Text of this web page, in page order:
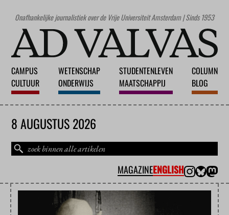
Onafhankelijke journalistiek over de Vrije Universiteit Amsterdam | Sinds 1953
CAMPUS
CULTUUR
WETENSCHAP
ONDERWIJS
STUDENTENLEVEN
MAATSCHAPPIJ
COLUMN
BLOG
8 AUGUSTUS 2026
MAGAZINEENGLISH